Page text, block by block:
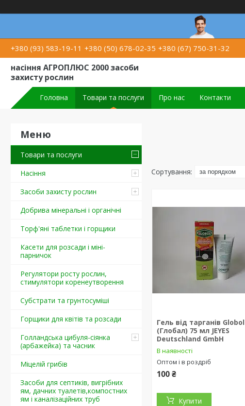
+380 (93) 583-19-11 +380 (50) 678-02-35 +380 (67) 750-31-32
насіння АГРОПЛЮС 2000 засоби
захисту рослин
Головна Товари та послуги Про нас Контакти
Товари та послуги
Насіння
Засоби захисту рослин
Добрива мінеральні і органічні
Торф'яні таблетки і горщики
Касети для розсади і міні-
парничок
Регулятори росту рослин,
стимулятори коренеутворення
Cубстрати та грунтосуміші
Горщики для квітів та розсади
Голландська цибуля-сіянка
(арбажейка) та часник
Міцелій грибів
Засоби для септиків, вигрібних
ям, дачних туалетів,компостних
ям і каналізаційних труб
Гель від тарганів Globol
(Глобал) 75 мл JEYES
Deutschland GmbH
В наявності
Оптом і в роздріб
100 ₴
Купити